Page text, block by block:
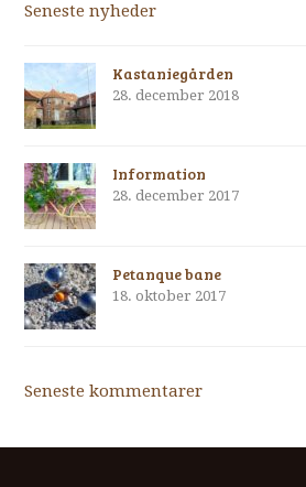
Seneste nyheder
Kastaniegården
28. december 2018
Information
28. december 2017
Petanque bane
18. oktober 2017
Seneste kommentarer